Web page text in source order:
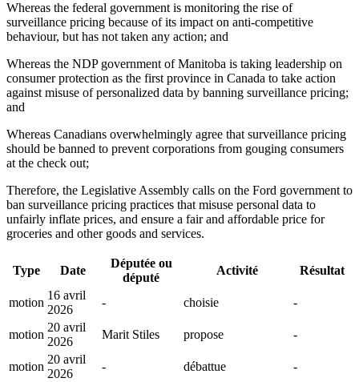
Whereas the federal government is monitoring the rise of
surveillance pricing because of its impact on anti-competitive
behaviour, but has not taken any action; and
Whereas the NDP government of Manitoba is taking leadership on
consumer protection as the first province in Canada to take action
against misuse of personalized data by banning surveillance pricing;
and
Whereas Canadians overwhelmingly agree that surveillance pricing
should be banned to prevent corporations from gouging consumers
at the check out;
Therefore, the Legislative Assembly calls on the Ford government to
ban surveillance pricing practices that misuse personal data to
unfairly inflate prices, and ensure a fair and affordable price for
groceries and other goods and services.
Type Date
Députée ou
député
Activité Résultat
motion
16 avril
2026
- choisie -
motion
20 avril
2026
Marit Stiles propose -
motion
20 avril
2026
- débattue -